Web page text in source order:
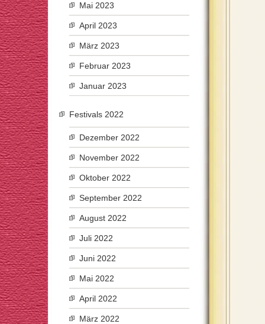
Mai 2023
April 2023
März 2023
Februar 2023
Januar 2023
Festivals 2022
Dezember 2022
November 2022
Oktober 2022
September 2022
August 2022
Juli 2022
Juni 2022
Mai 2022
April 2022
März 2022